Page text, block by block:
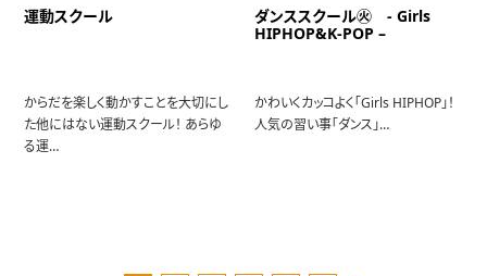
運動スクール
からだを楽しく動かすことを大切にし
た他にはない運動スクール！ あらゆ
る運…
ダンススクール㊋ - Girls
HIPHOP&K-POP –
かわいくカッコよく「Girls HIPHOP」！
人気の習い事「ダンス」…